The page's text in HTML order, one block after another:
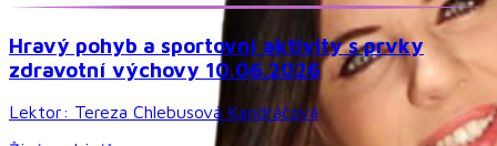
Hravý pohyb a sportovní aktivity s prvky
zdravotní výchovy 10.06.2026
Lektor: Tereza Chlebusová Kandráčová